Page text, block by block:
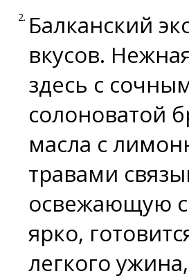
Балканский
вкусов.
здесь с
солоноватой
масла с
травами
освежающую
ярко,
легкого